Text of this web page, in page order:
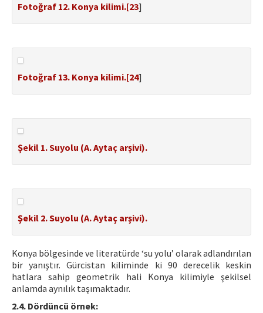
Fotoğraf 12. Konya kilimi.[23]
Fotoğraf 13. Konya kilimi.[24]
Şekil 1. Suyolu (A. Aytaç arşivi).
Şekil 2. Suyolu (A. Aytaç arşivi).
Konya bölgesinde ve literatürde ‘su yolu’ olarak adlandırılan
bir yanıştır. Gürcistan kiliminde ki 90 derecelik keskin
hatlara sahip geometrik hali Konya kilimiyle şekilsel
anlamda aynılık taşımaktadır.
2.4. Dördüncü örnek: